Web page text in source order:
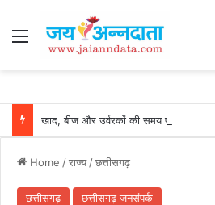
Menu
Home /राज्य/छत्तीसगढ़
छत्तीसगढ़ छत्तीसगढ़ जनसंपर्क